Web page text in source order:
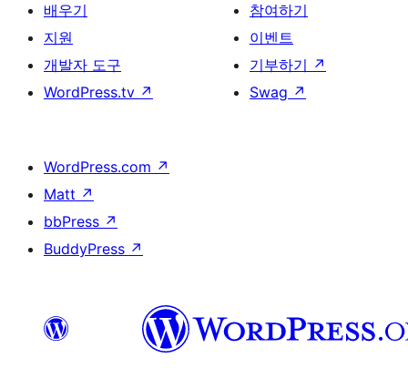
배우기
지원
개발자 도구
WordPress.tv ↗
참여하기
이벤트
기부하기 ↗
Swag ↗
WordPress.com ↗
Matt ↗
bbPress ↗
BuddyPress ↗